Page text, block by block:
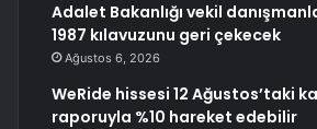
Adalet Bakanlığı vekil
1987 kılavuzunu geri çekecek
Ağustos 6, 2026
WeRide hissesi 12 Ağustos’taki
raporuyla %10 hareket edebilir